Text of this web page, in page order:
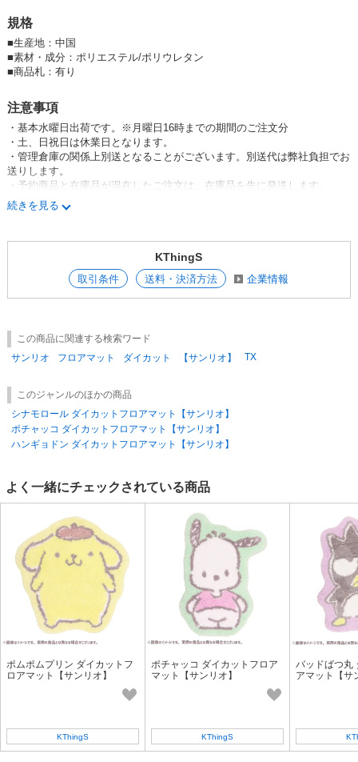
規格
■生産地：中国
■素材・成分：ポリエステル/ポリウレタン
■商品札：有り
注意事項
・基本水曜日出荷です。※月曜日16時までの期間のご注文分
・土、日祝日は休業日となります。
・管理倉庫の関係上別送となることがございます。別送代は弊社負担でお
送りします。
・予約商品と在庫品が混在したご注文は、在庫品を先に発送します。
・不良品以外の発注後返品は不可となります。
・注文状況によっては商品が欠品となっている場合がございます。
します。
・原則ひとつのご注文番号ごとに出荷致します為、追加でのご注文はご遠
追加がある場合は新規注文として出荷させて頂きます。
以上、予めご了承お願い致します。
続きを見る
KThingS
取引条件 送料・決済方法 企業情報
この商品に関連する検索ワード
サンリオ
フロアマット ダイカット 【サンリオ】 TX
このジャンルのほかの商品
シナモロール ダイカットフロアマット【サンリオ】
ポチャッコ ダイカットフロアマット【サンリオ】
ハンギョドン ダイカットフロアマット【サンリオ】
よく一緒にチェックされている商品
ポムポムプリン ダイカットフ
ロアマット【サンリオ】
KThingS
ポチャッコ ダイカットフロア
マット【サンリオ】
KThingS
バッドばつ丸
アマット【サ